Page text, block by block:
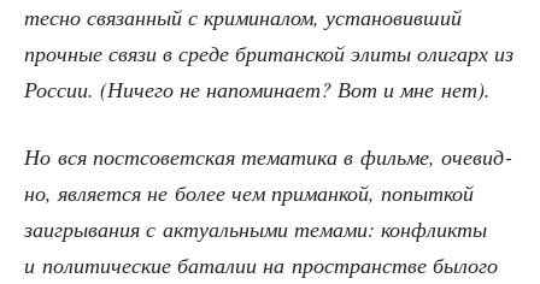
тес­но свя­зан­ный с кри­ми­на­лом, уста­но­вив­ший
проч­ные свя­зи в сре­де бри­тан­ской эли­ты оли­гарх из
Рос­сии. (Ниче­го не напо­ми­на­ет? Вот и мне нет).
Но вся пост­со­вет­ская тема­ти­ка в филь­ме, оче­вид­
но, явля­ет­ся не более чем при­ман­кой, попыт­кой
заиг­ры­ва­ния с акту­аль­ны­ми тема­ми: кон­флик­ты
и поли­ти­че­ские бата­лии на про­стран­стве было­го